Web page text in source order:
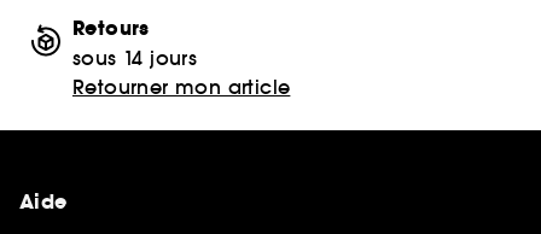
Retours
sous 14 jours
Retourner mon article
Aide